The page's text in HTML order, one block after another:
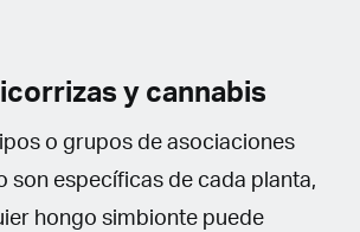
y cannabis
o grupos de asociaciones
son específicas de cada planta,
hongo simbionte puede